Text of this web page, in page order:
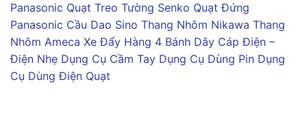
Panasonic Quạt Treo Tường Senko Quạt Đứng
Panasonic Cầu Dao Sino Thang Nhôm Nikawa Thang
Nhôm Ameca Xe Đẩy Hàng 4 Bánh Dây Cáp Điện –
Điện Nhẹ Dụng Cụ Cầm Tay Dụng Cụ Dùng Pin Dụng
Cụ Dùng Điện Quạt